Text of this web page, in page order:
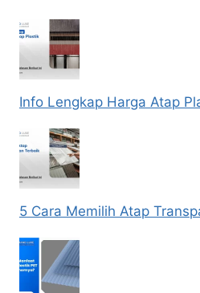
Info Lengkap Harga Atap
5 Cara Memilih Atap